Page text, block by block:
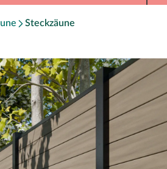
Steckzäune